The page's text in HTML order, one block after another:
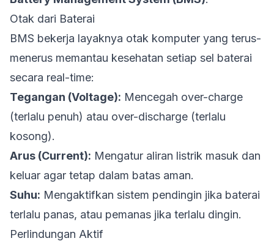
Otak dari Baterai
BMS bekerja layaknya otak komputer yang terus-
menerus memantau kesehatan setiap sel baterai
secara real-time:
Tegangan (Voltage): Mencegah over-charge
(terlalu penuh) atau over-discharge (terlalu
kosong).
Arus (Current): Mengatur aliran listrik masuk dan
keluar agar tetap dalam batas aman.
Suhu: Mengaktifkan sistem pendingin jika baterai
terlalu panas, atau pemanas jika terlalu dingin.
Perlindungan Aktif